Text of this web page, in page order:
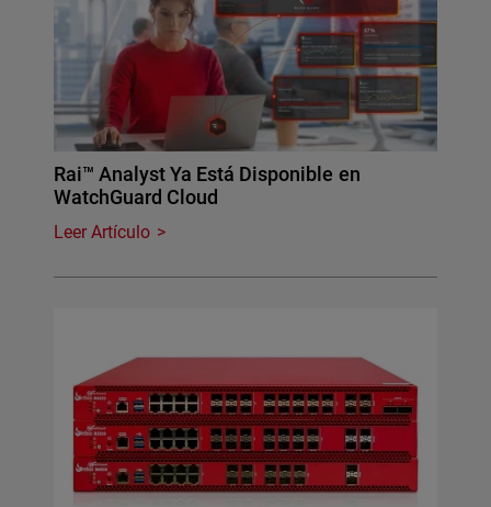
Rai™ Analyst Ya Está Disponible en
WatchGuard Cloud
Leer Artículo